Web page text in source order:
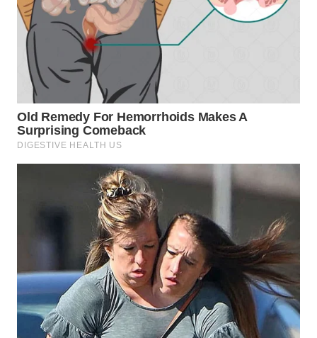
Group
WAHANA
NEWS
WAHANA
TANI
WAHANA
INFRASTRUKTUR
WAHANA
LISTRIK